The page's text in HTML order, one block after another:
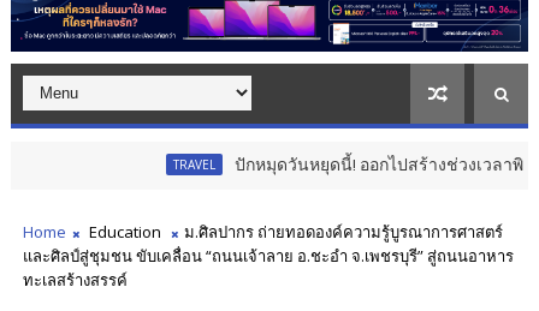
ปักหมุดวันหยุดนี้! ออกไปสร้างช่วงเวลาพิเศษกับครอบ
Home Education
ม.ศิลปากร ถ่ายทอดองค์ความรู้บูรณาการศาสตร์
และศิลป์สู่ชุมชน ขับเคลื่อน “ถนนเจ้าลาย อ.ชะอำ จ.เพชรบุรี” สู่ถนนอาหาร
ทะเลสร้างสรรค์